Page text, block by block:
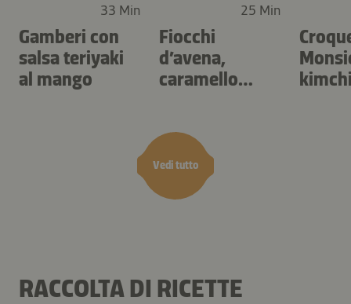
Vedi tutto
33 Min
Gamberi con
salsa teriyaki
al mango
25 Min
Fiocchi
d’avena,
caramello
RACCOLTA DI RICETTE